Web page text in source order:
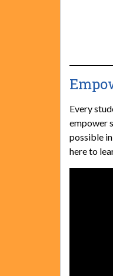
Every
empower
possible
here to